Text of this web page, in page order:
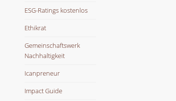
ESG-Ratings kostenlos
Ethikrat
Gemeinschaftswerk
Nachhaltigkeit
Icanpreneur
Impact Guide